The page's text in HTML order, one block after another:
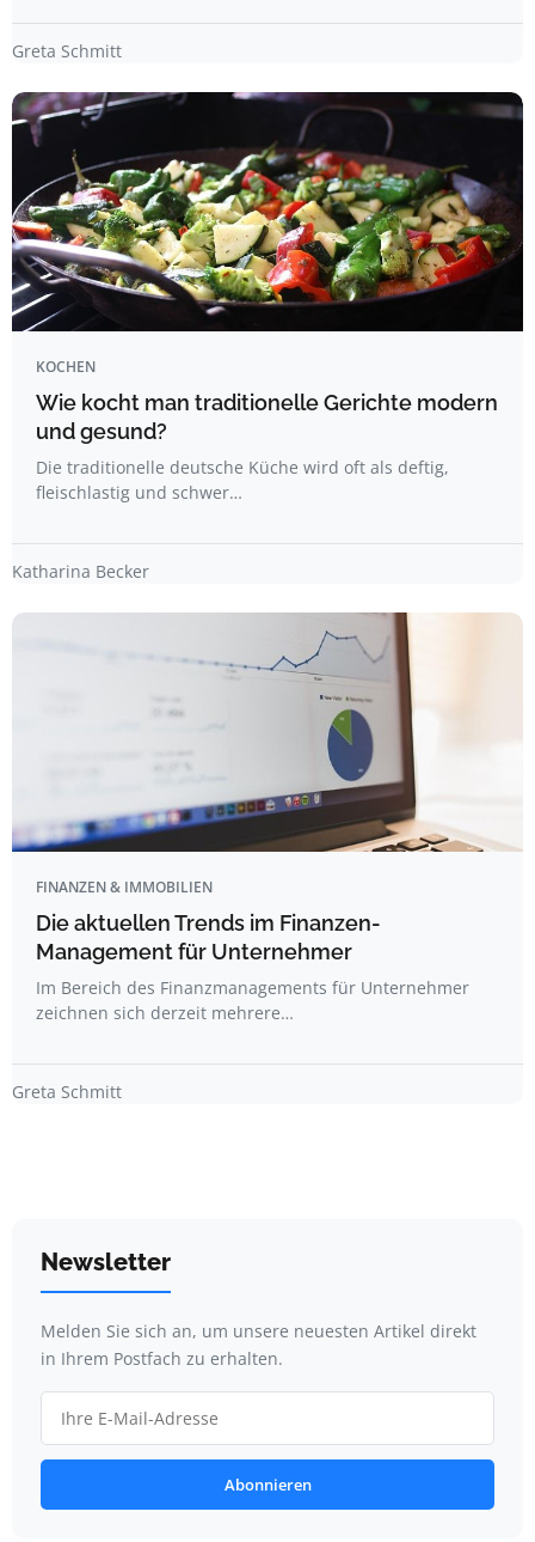
Greta Schmitt
KOCHEN
Wie kocht man traditionelle Gerichte modern
und gesund?
Die traditionelle deutsche Küche wird oft als deftig,
fleischlastig und schwer…
Katharina Becker
FINANZEN & IMMOBILIEN
Die aktuellen Trends im Finanzen-
Management für Unternehmer
Im Bereich des Finanzmanagements für Unternehmer
zeichnen sich derzeit mehrere…
Greta Schmitt
Newsletter
Melden Sie sich an, um unsere neuesten Artikel direkt
in Ihrem Postfach zu erhalten.
Abonnieren